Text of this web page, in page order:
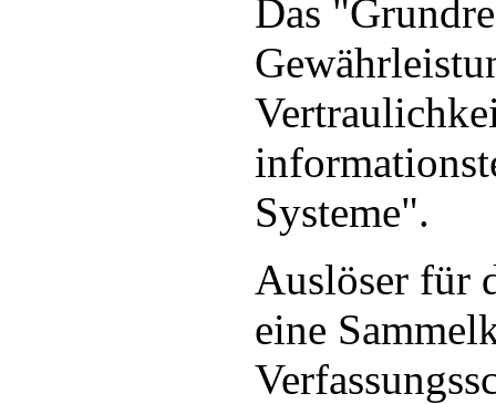
Das
Systeme".
Auslöser für
eine